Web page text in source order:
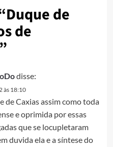
Duque de
de
disse:
às 18:10
de Caxias assim como toda
e oprimida por essas
que se locupletaram
duvida ela e a síntese do